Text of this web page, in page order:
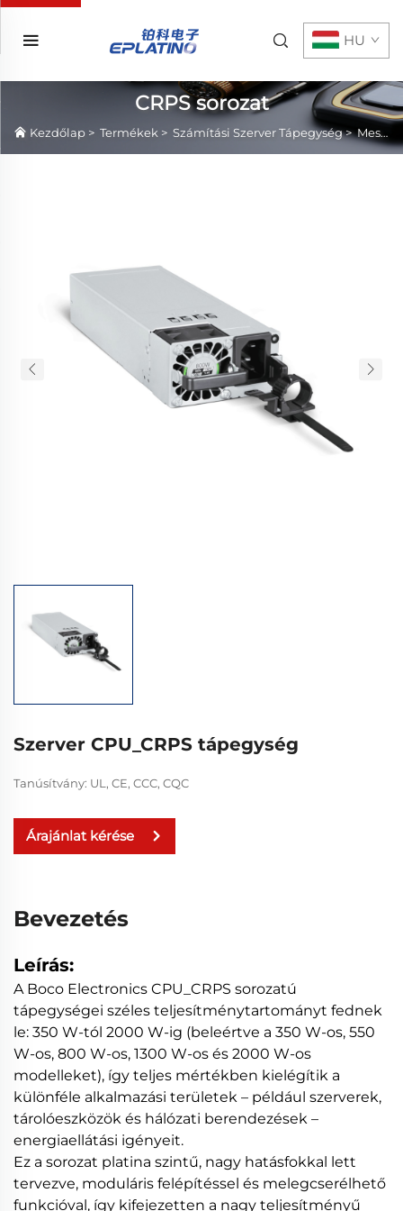
HU
CRPS sorozat
Kezdőlap > Termékek > Számítási Szerver Tápegység>Mesterséges intelligencia számítási teljesítmény kiszolgáló tápegysége
Szerver CPU_CRPS tápegység
Tanúsítvány: UL, CE, CCC, CQC
Árajánlat kérése
Bevezetés
Leírás:
A Boco Electronics CPU_CRPS sorozatú
tápegységei széles teljesítménytartományt fednek
le: 350 W-tól 2000 W-ig (beleértve a 350 W-os, 550
W-os, 800 W-os, 1300 W-os és 2000 W-os
modelleket), így teljes mértékben kielégítik a
különféle alkalmazási területek – például szerverek,
tárolóeszközök és hálózati berendezések –
energiaellátási igényeit.
Ez a sorozat platina szintű, nagy hatásfokkal lett
tervezve, moduláris felépítéssel és melegcserélhető
funkcióval, így kifejezetten a nagy teljesítményű